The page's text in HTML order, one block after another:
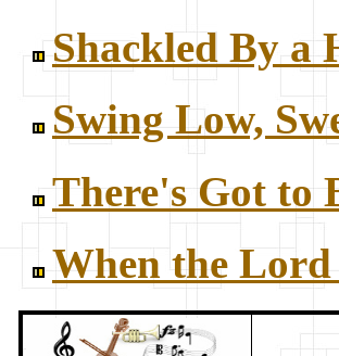
Shackled By a
Swing Low,
There's Got to
When the